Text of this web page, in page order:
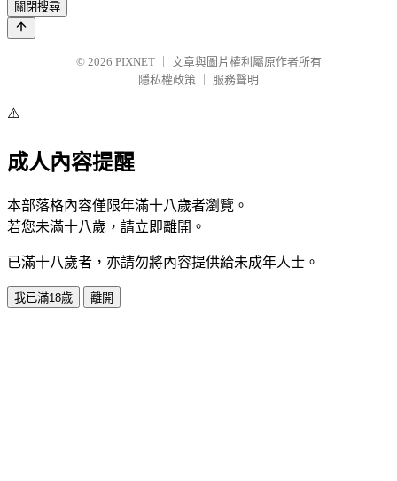
關閉搜尋
© 2026 PIXNET
文章與圖片權利屬原作者所有
隱私權政策
服務聲明
⚠️
成人內容提醒
本部落格內容僅限年滿十八歲者瀏覽。
若您未滿十八歲，請立即離開。
已滿十八歲者，亦請勿將內容提供給未成年人士。
我已滿18歲 離開